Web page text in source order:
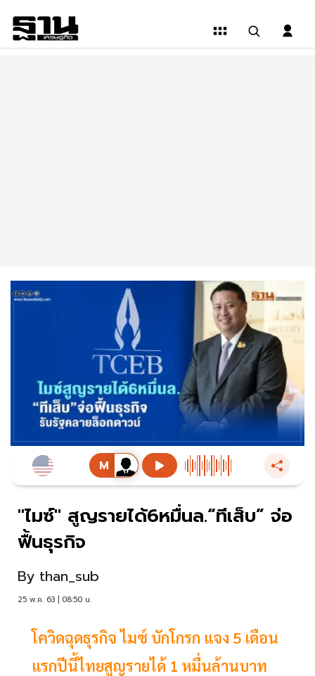
"ไมซ์" สูญรายได้6หมื่นล.“ทีเส็บ” จ่อ
ฟื้นธุรกิจ
By than_sub
25 พ.ค. 63 | 08:50 น.
โควิดฉุดธุรกิจ ไมซ์ บักโกรก แจง 5 เดือน
แรกปีนี้ไทยสูญรายได้ 1 หมื่นล้านบาท